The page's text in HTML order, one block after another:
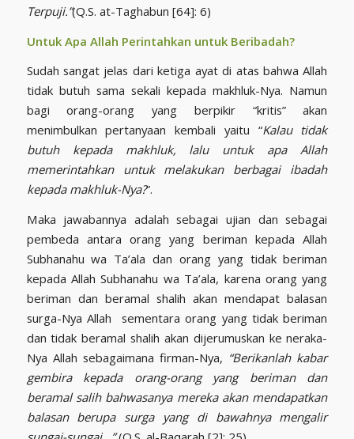
Terpuji.”(Q.S. at-Taghabun [64]: 6)
Untuk Apa Allah Perintahkan untuk Beribadah?
Sudah sangat jelas dari ketiga ayat di atas bahwa Allah
tidak butuh sama sekali kepada makhluk-Nya. Namun
bagi orang-orang yang berpikir “kritis” akan
menimbulkan pertanyaan kembali yaitu “Kalau tidak
butuh kepada makhluk, lalu untuk apa Allah
memerintahkan untuk melakukan berbagai ibadah
kepada makhluk-Nya?”.
Maka jawabannya adalah sebagai ujian dan sebagai
pembeda antara orang yang beriman kepada Allah
Subhanahu wa Ta’ala dan orang yang tidak beriman
kepada Allah Subhanahu wa Ta’ala, karena orang yang
beriman dan beramal shalih akan mendapat balasan
surga-Nya Allah sementara orang yang tidak beriman
dan tidak beramal shalih akan dijerumuskan ke neraka-
Nya Allah sebagaimana firman-Nya, “Berikanlah kabar
gembira kepada orang-orang yang beriman dan
beramal salih bahwasanya mereka akan mendapatkan
balasan berupa surga yang di bawahnya mengalir